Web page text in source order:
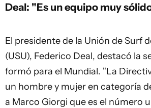
Deal: "Es un equipo muy
El presidente de la Unión de Surf
(USU), Federico Deal, destacó la
formó para el Mundial. "La
un hombre y mujer en categoría
a Marco Giorgi que es el número